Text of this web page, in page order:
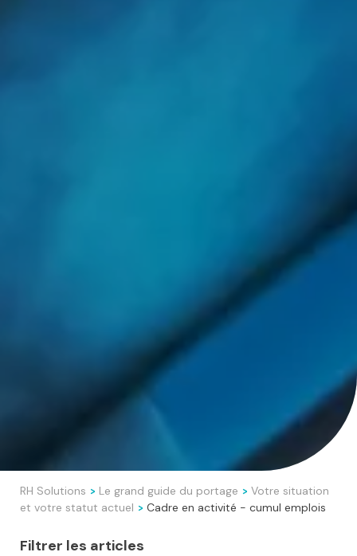
RH Solutions > Le grand guide du portage > Votre situation
et votre statut actuel > Cadre en activité - cumul emplois
Filtrer les articles